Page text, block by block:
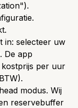
in: selecteer uw
De app
per uur
modus. Wij
reservebuffer